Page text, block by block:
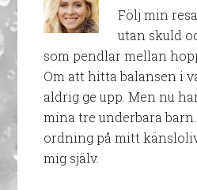
Följ min
utan skuld
som pendlar mellan
Om att hitta balansen i
aldrig ge upp. Men nu
mina tre underbara
ordning på mitt
mig själv.